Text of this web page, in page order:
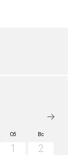
Сб Вс
1 2